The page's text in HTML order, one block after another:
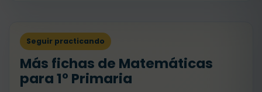
Seguir practicando
Más fichas de Matemáticas
para 1º Primaria